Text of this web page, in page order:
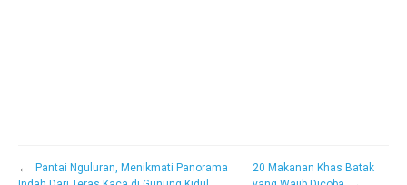
←
Pantai Nguluran, Menikmati Panorama
20 Makanan Khas Batak